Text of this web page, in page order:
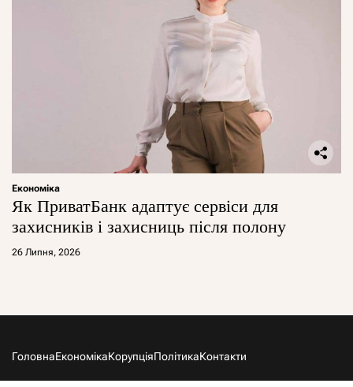
Економіка
Як ПриватБанк адаптує сервіси для
захисників і захисниць після полону
26 Липня, 2026
ГоловнаЕкономікаКорупціяПолітикаКонтакти